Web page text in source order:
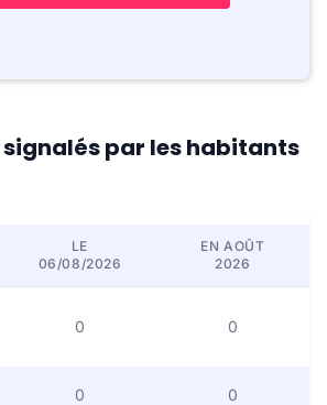
signalés par les habitants
LE
06/08/2026
EN AOÛT
2026
0 0
0 0